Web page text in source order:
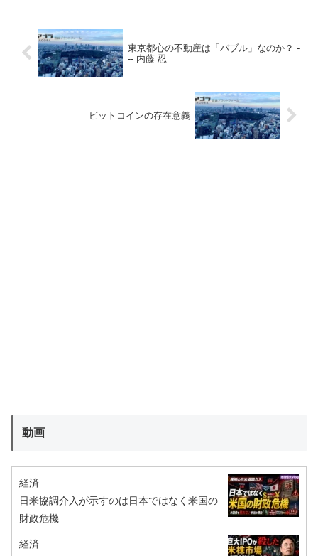
東京都心の不動産は「バブル」なのか？ -
-- 内藤 忍
ビットコインの存在意義
動画
経済
日米協調介入が示すのは日本ではなく米国の
財政危機
経済